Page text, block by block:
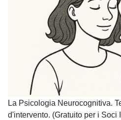
La Psicologia Neurocognitiva.
d'intervento. (Gratuito per i Soci